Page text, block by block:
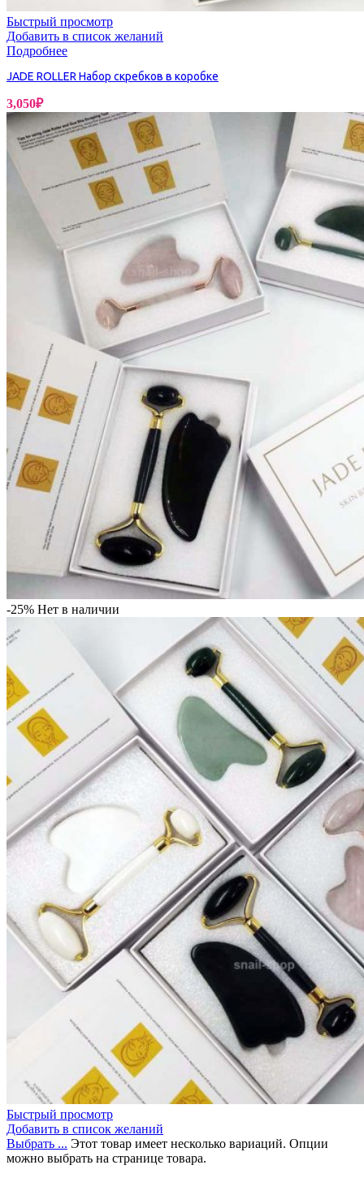
Быстрый просмотр
Добавить в список желаний
Подробнее
JADE ROLLER Набор скребков в коробке
3,050₽
-25% Нет в наличии
Быстрый просмотр
Добавить в список желаний
Выбрать ... Этот товар имеет несколько вариаций. Опции
можно выбрать на странице товара.